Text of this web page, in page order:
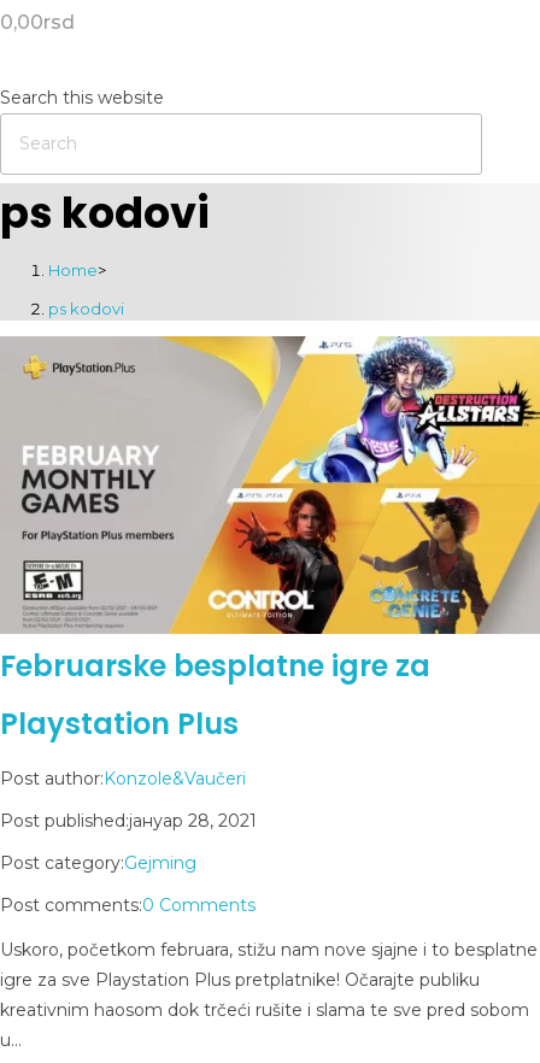
0,00rsd
Search this website
ps kodovi
Home>
ps kodovi
Februarske besplatne igre za
Playstation Plus
Post author:Konzole&Vaučeri
Post published:јануар 28, 2021
Post category:Gejming
Post comments:0 Comments
Uskoro, početkom februara, stižu nam nove sjajne i to besplatne
igre za sve Playstation Plus pretplatnike! Očarajte publiku
kreativnim haosom dok trčeći rušite i slama te sve pred sobom
u…